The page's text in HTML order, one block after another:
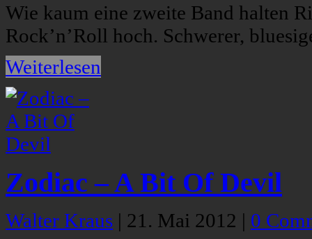
Wie kaum eine zweite Band halten
Rock’n’Roll hoch. Schwerer,
Weiterlesen
Zodiac – A Bit Of Devil
Walter Kraus | 21. Mai 2012 | 0